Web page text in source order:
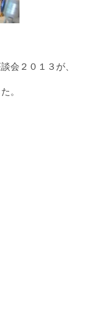
会２０１３が、
。